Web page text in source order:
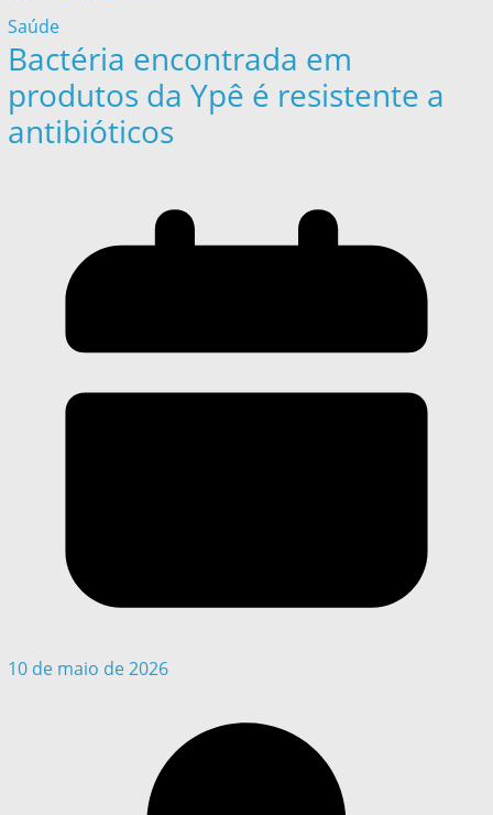
Saúde
Bactéria encontrada em
produtos da Ypê é resistente a
antibióticos
10 de maio de 2026